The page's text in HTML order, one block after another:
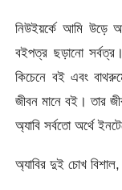
নিউইয়র্কে আমি উড়ে
বইপত্র ছড়ানো
কিচেনে বই এবং
জীবন মানে বই। তার
অ্যাবি সর্বতো অর্থে
অ্যাবির দুই চোখ